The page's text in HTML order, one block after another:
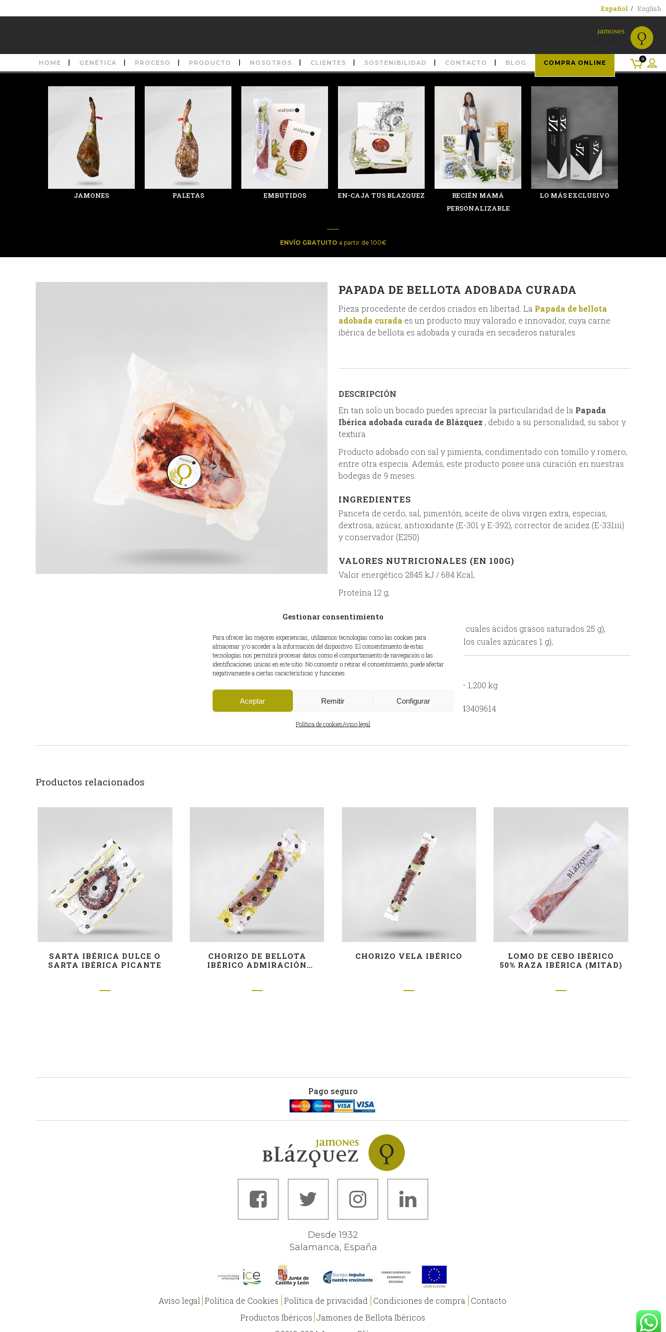
Gestionar consentimiento
Para ofrecer las mejores experiencias, utilizamos tecnologías como las cookies para
almacenar y/o acceder a la información del dispositivo. El consentimiento de estas
tecnologías nos permitirá procesar datos como el comportamiento de navegación o las
identificaciones únicas en este sitio. No consentir o retirar el consentimiento, puede afectar
negativamente a ciertas características y funciones.
Aceptar Remitir Configurar
Política de cookiesAviso legal
Español English
HOME GENÉTICA PROCESO PRODUCTO NOSOTROS CLIENTES SOSTENIBILIDAD CONTACTO BLOG COMPRA ONLINE
0
JAMONES PALETAS EMBUTIDOS EN-CAJA TUS BLAZQUEZ
RECIÉN MAMÁ
PERSONALIZABLE
LO MÁS EXCLUSIVO
ENVÍO GRATUITO a partir de 100€
PAPADA DE BELLOTA ADOBADA CURADA
Pieza procedente de cerdos criados en libertad. La Papada de bellota
adobada curada es un producto muy valorado e innovador, cuya carne
ibérica de bellota es adobada y curada en secaderos naturales.
DESCRIPCIÓN
En tan solo un bocado puedes apreciar la particularidad de la Papada
Ibérica adobada curada de Blázquez , debido a su personalidad, su sabor y
textura.
Producto adobado con sal y pimienta, condimentado con tomillo y romero,
entre otra especia. Además, este producto posee una curación en nuestras
bodegas de 9 meses.
INGREDIENTES
Panceta de cerdo, sal, pimentón, aceite de oliva virgen extra, especias,
dextrosa, azúcar, antioxidante (E-301 y E-392), corrector de acidez (E-331iii)
y conservador (E250).
VALORES NUTRICIONALES (EN 100G)
Valor energético 2845 kJ / 684 Kcal,
Proteína 12 g,
Cantidad de grasa 69 g (de los cuales ácidos grasos saturados 25 g),
Hidratos de carbono 3,6 g (de los cuales azúcares 1 g),
INFORMACIÓN ADICIONAL
0,900 – 1,200 kg
8435543409614
Productos relacionados
SARTA IBÉRICA DULCE O
SARTA IBÉRICA PICANTE
CHORIZO DE BELLOTA
IBÉRICO ADMIRACIÓN
CHORIZO VELA IBÉRICO
LOMO DE CEBO IBÉRICO
50% RAZA IBÉRICA (MITAD)
Pago seguro
Desde 1932
Salamanca, España
Aviso legal Política de Cookies Política de privacidad Condiciones de compra
Contacto
Productos Ibéricos Jamones de Bellota Ibéricos